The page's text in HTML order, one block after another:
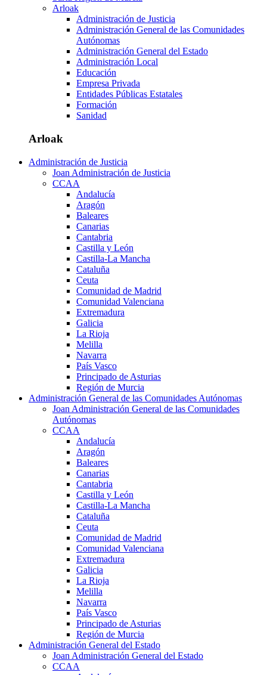
Arloak
Administración de Justicia
Administración General de las Comunidades
Autónomas
Administración General del Estado
Administración Local
Educación
Empresa Privada
Entidades Públicas Estatales
Formación
Sanidad
Arloak
Administración de Justicia
Joan Administración de Justicia
CCAA
Andalucía
Aragón
Baleares
Canarias
Cantabria
Castilla y León
Castilla-La Mancha
Cataluña
Ceuta
Comunidad de Madrid
Comunidad Valenciana
Extremadura
Galicia
La Rioja
Melilla
Navarra
País Vasco
Principado de Asturias
Región de Murcia
Administración General de las Comunidades Autónomas
Joan Administración General de las Comunidades
Autónomas
CCAA
Andalucía
Aragón
Baleares
Canarias
Cantabria
Castilla y León
Castilla-La Mancha
Cataluña
Ceuta
Comunidad de Madrid
Comunidad Valenciana
Extremadura
Galicia
La Rioja
Melilla
Navarra
País Vasco
Principado de Asturias
Región de Murcia
Administración General del Estado
Joan Administración General del Estado
CCAA